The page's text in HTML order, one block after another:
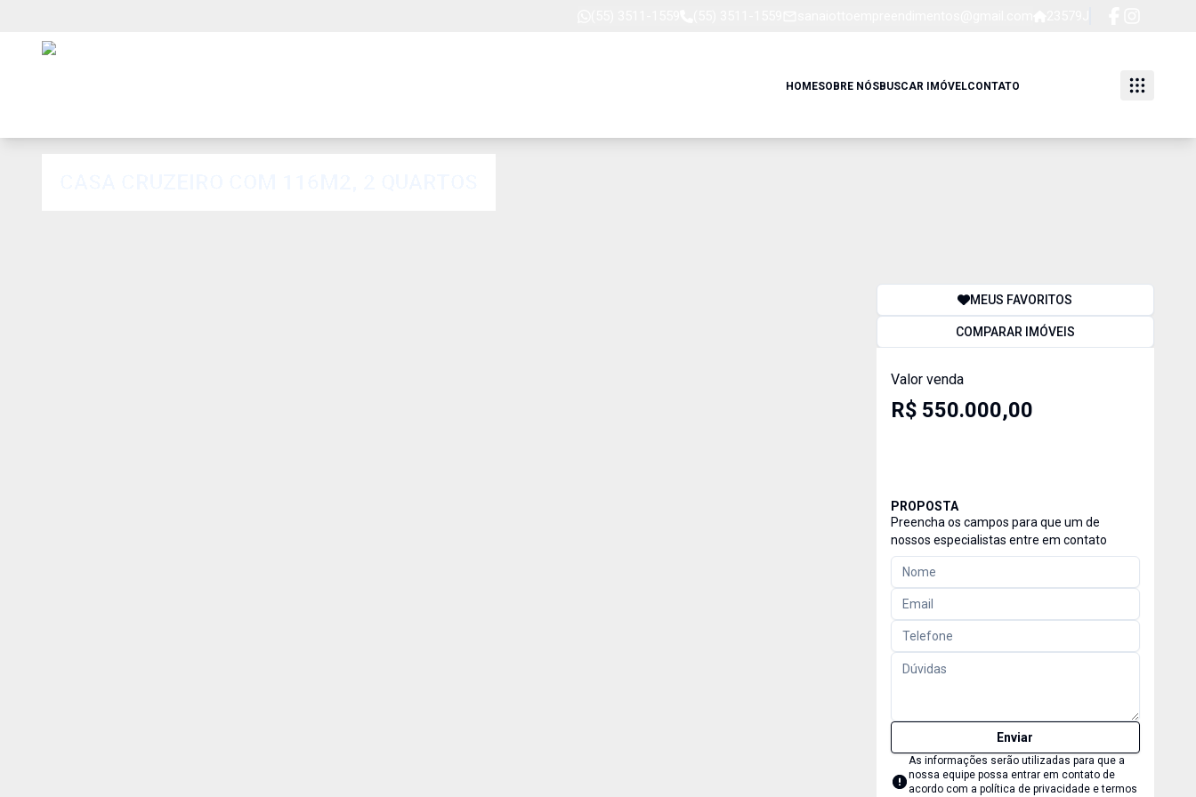
HOMESOBRE NÓSBUSCAR IMÓVELCONTATO
MEUS FAVORITOS
COMPARAR IMÓVEIS
Valor venda
R$ 550.000,00
PROPOSTA
Preencha os campos para que um de
nossos especialistas entre em contato
Enviar
As informações serão utilizadas para que a
nossa equipe possa entrar em contato de
acordo com a política de privacidade e termos